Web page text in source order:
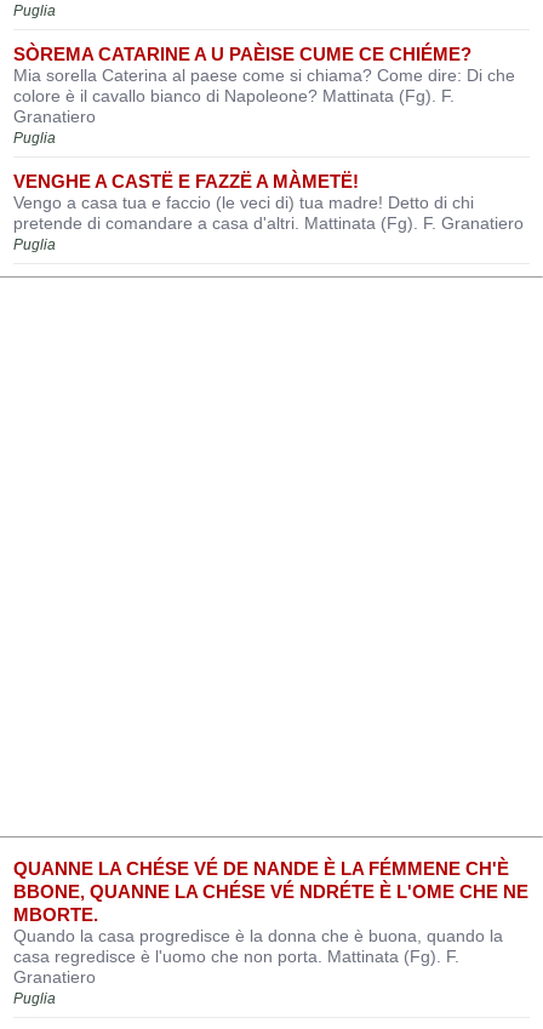
Puglia
SÒREMA CATARINE A U PAÈISE CUME CE CHIÉME?
Mia sorella Caterina al paese come si chiama? Come dire: Di che
colore è il cavallo bianco di Napoleone? Mattinata (Fg). F.
Granatiero
Puglia
VENGHE A CASTË E FAZZË A MÀMETË!
Vengo a casa tua e faccio (le veci di) tua madre! Detto di chi
pretende di comandare a casa d'altri. Mattinata (Fg). F. Granatiero
Puglia
QUANNE LA CHÉSE VÉ DE NANDE È LA FÉMMENE CH'È
BBONE, QUANNE LA CHÉSE VÉ NDRÉTE È L'OME CHE NE
MBORTE.
Quando la casa progredisce è la donna che è buona, quando la
casa regredisce è l'uomo che non porta. Mattinata (Fg). F.
Granatiero
Puglia